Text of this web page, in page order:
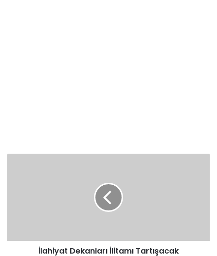
İlahiyat Dekanları İlitamı Tartışacak